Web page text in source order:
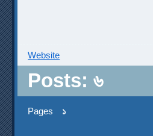
Website
Posts: ৬
Pages ১